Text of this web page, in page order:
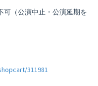
（公演中止・公演延期を
311981